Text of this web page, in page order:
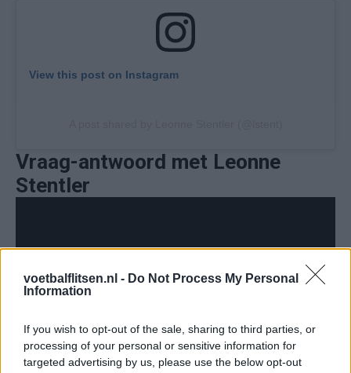
voetbalflitsen.nl - Do Not Process My Personal
Information
If you wish to opt-out of the sale, sharing to third parties, or
processing of your personal or sensitive information for
targeted advertising by us, please use the below opt-out
View this post on Instagram
Vraag-antwoord met Leonne
Stentler